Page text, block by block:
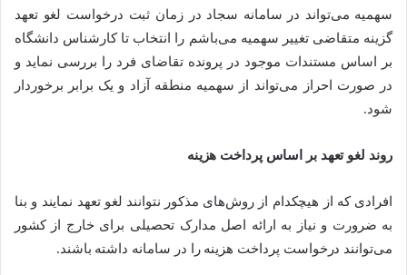
سهمیه می‌تواند در سامانه سجاد در زمان ثبت درخواست لغو تعهد
گزینه متقاضی تغییر سهمیه می‌باشم را انتخاب تا کارشناس دانشگاه
بر اساس مستندات موجود در پرونده تقاضای فرد را بررسی نماید و
در صورت احراز می‌تواند از سهمیه منطقه آزاد و یک برابر برخوردار
شود.
روند لغو تعهد بر اساس پرداخت هزینه
افرادی که از هیچکدام از روش‌های مذکور نتوانند لغو تعهد نمایند و بنا
به ضرورت و نیاز به ارائه اصل مدارک تحصیلی برای خارج از کشور
می‌توانند درخواست پرداخت هزینه را در سامانه داشته باشند.